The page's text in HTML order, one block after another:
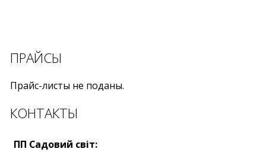
ПРАЙСЫ
Прайс-листы не поданы.
КОНТАКТЫ
ПП Садовий світ: